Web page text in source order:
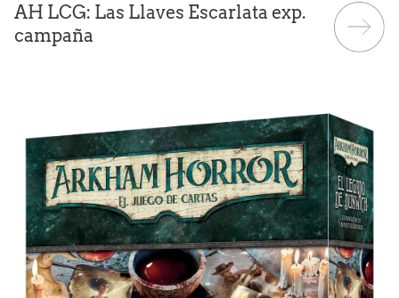
AH LCG: Las Llaves Escarlata exp.
campaña